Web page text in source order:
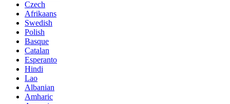
Czech
Afrikaans
Swedish
Polish
Basque
Catalan
Esperanto
Hindi
Lao
Albanian
Amharic